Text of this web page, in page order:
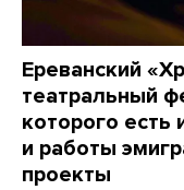
Ереванский
театральный
которого есть
и работы
проекты